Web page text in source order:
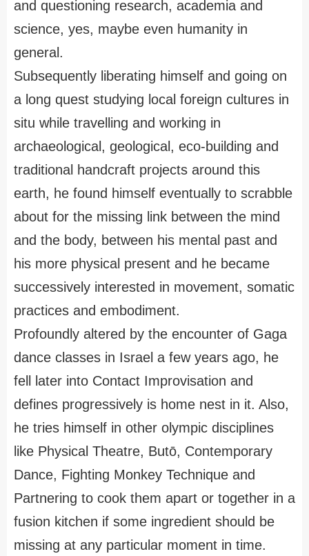
and questioning research, academia and
science, yes, maybe even humanity in
general.
Subsequently liberating himself and going on
a long quest studying local foreign cultures in
situ while travelling and working in
archaeological, geological, eco-building and
traditional handcraft projects around this
earth, he found himself eventually to scrabble
about for the missing link between the mind
and the body, between his mental past and
his more physical present and he became
successively interested in movement, somatic
practices and embodiment.
Profoundly altered by the encounter of Gaga
dance classes in Israel a few years ago, he
fell later into Contact Improvisation and
defines progressively is home nest in it. Also,
he tries himself in other olympic disciplines
like Physical Theatre, Butō, Contemporary
Dance, Fighting Monkey Technique and
Partnering to cook them apart or together in a
fusion kitchen if some ingredient should be
missing at any particular moment in time.